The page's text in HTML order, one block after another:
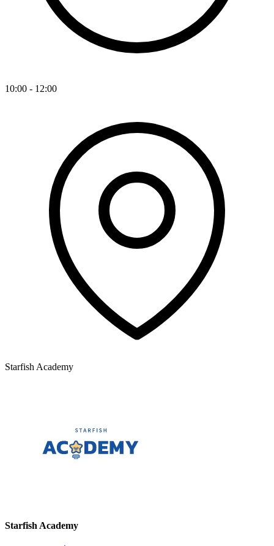
10:00 - 12:00
Starfish Academy
Starfish Academy